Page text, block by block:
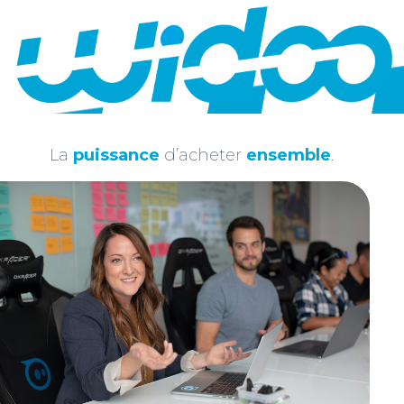
membre Widoo – Témoignage
NEXT ARTICLE
LuxMeca, spécialiste en mécanique générale
et usinage de précision et membre Widoo –
Vous aimerez également
La puissance d’acheter ensemble.